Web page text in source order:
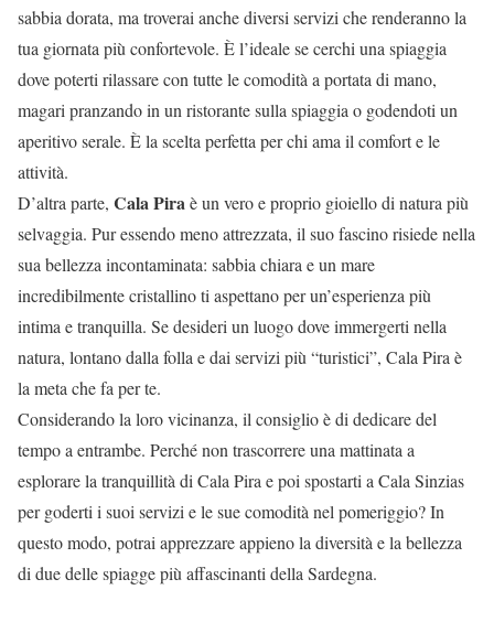
sabbia dorata, ma troverai anche diversi servizi che renderanno la
tua giornata più confortevole. È l’ideale se cerchi una spiaggia
dove poterti rilassare con tutte le comodità a portata di mano,
magari pranzando in un ristorante sulla spiaggia o godendoti un
aperitivo serale. È la scelta perfetta per chi ama il comfort e le
attività.
D’altra parte, Cala Piraè un vero e proprio gioiello di natura più
selvaggia. Pur essendo meno attrezzata, il suo fascino risiede nella
sua bellezza incontaminata: sabbia chiara e un mare
incredibilmente cristallino ti aspettano per un’esperienza più
intima e tranquilla. Se desideri un luogo dove immergerti nella
natura, lontano dalla folla e dai servizi più “turistici”, Cala Pira è
la meta che fa per te.
Considerando la loro vicinanza, il consiglio è di dedicare del
tempo a entrambe. Perché non trascorrere una mattinata a
esplorare la tranquillità di Cala Pira e poi spostarti a Cala Sinzias
per goderti i suoi servizi e le sue comodità nel pomeriggio? In
questo modo, potrai apprezzare appieno la diversità e la bellezza
di due delle spiagge più affascinanti della Sardegna.